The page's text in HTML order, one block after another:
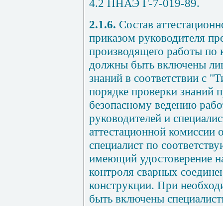
4.2 ПНАЭ Г-7-019-89.
2.1.6. Состав
приказом руководителя
производящего работы по
должны быть включены
знаний в соответствии с
порядке проверки знаний
безопасному ведению
руководителей и
аттестационной комиссии
специалист по
имеющий удостоверение
контроля сварных
конструкции. При
быть включены